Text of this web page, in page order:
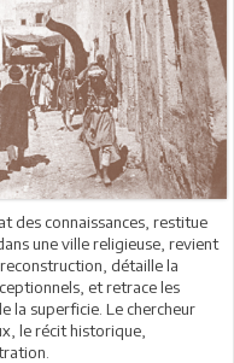
des connaissances, restitue
une ville religieuse, revient
détaille la
et retrace les
la superficie. Le chercheur
le récit historique,